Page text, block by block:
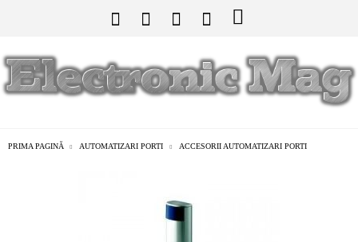
PRIMA PAGINĂ AUTOMATIZARI PORTI ACCESORII AUTOMATIZARI PORTI